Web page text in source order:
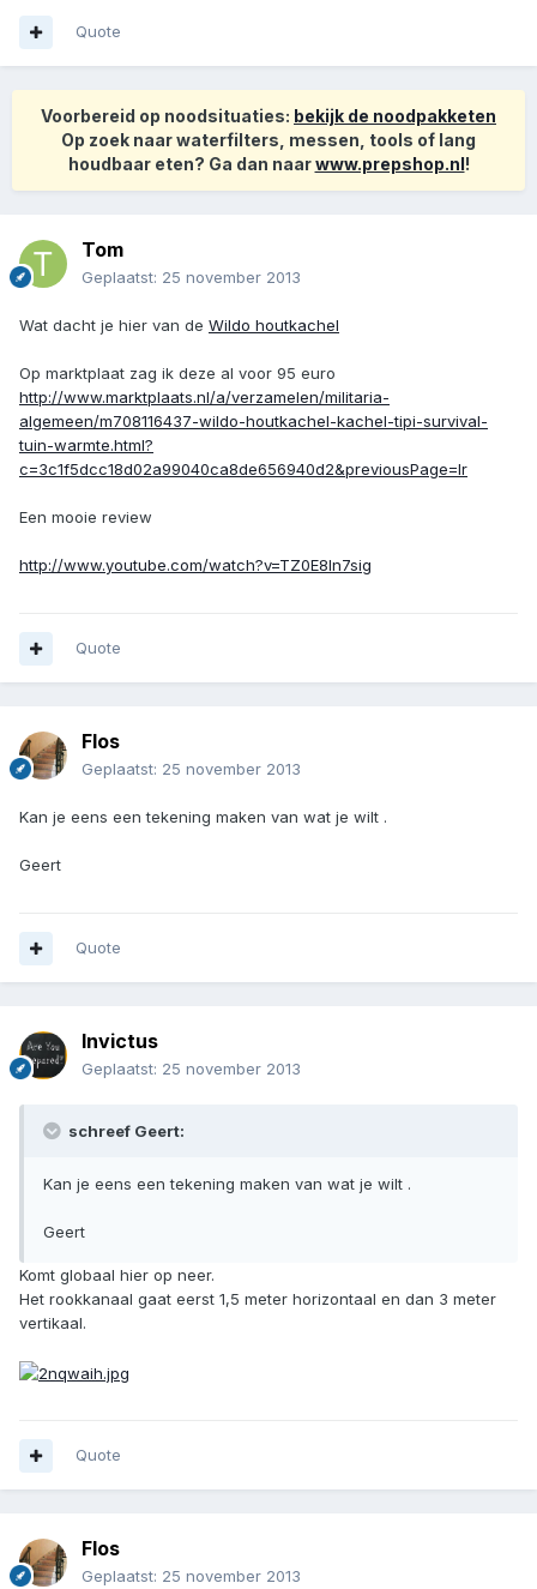
Quote
Voorbereid op noodsituaties: bekijk de noodpakketen
Op zoek naar waterfilters, messen, tools of lang
houdbaar eten? Ga dan naarwww.prepshop.nl!
Tom
Geplaatst: 25 november 2013
Wat dacht je hier van de Wildo houtkachel
Op marktplaat zag ik deze al voor 95 euro
http://www.marktplaats.nl/a/verzamelen/militaria-
algemeen/m708116437-wildo-houtkachel-kachel-tipi-survival-
tuin-warmte.html?
c=3c1f5dcc18d02a99040ca8de656940d2&previousPage=lr
Een mooie review
http://www.youtube.com/watch?v=TZ0E8ln7sig
Quote
Flos
Geplaatst: 25 november 2013
Kan je eens een tekening maken van wat je wilt .
Geert
Quote
Invictus
Geplaatst: 25 november 2013
schreef Geert:
Kan je eens een tekening maken van wat je wilt .
Geert
Komt globaal hier op neer.
Het rookkanaal gaat eerst 1,5 meter horizontaal en dan 3 meter
vertikaal.
Quote
Flos
Geplaatst: 25 november 2013